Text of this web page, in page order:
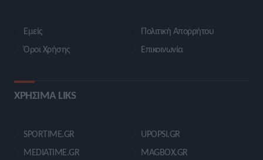
Εμείς
Όροι Χρήσης
Πολιτική Απορρήτου
Επικοινωνία
ΧΡΗΣΙΜΑ LIKS
SPORTIME.GR
MEDIATIME.GR
UPOPSI.GR
MAGBOX.GR